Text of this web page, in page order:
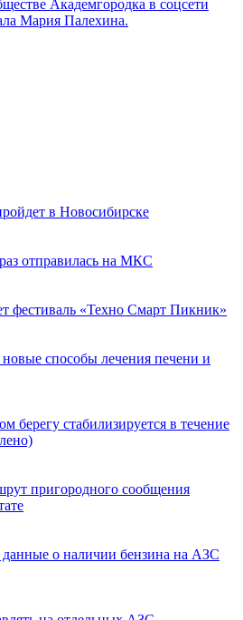
Академгородка в соцсети
Мария Палехина.
в Новосибирске
отправилась на МКС
фестиваль «Техно Смарт Пикник»
способы лечения печени и
берегу стабилизируется в течение
пригородного сообщения
о наличии бензина на АЗС